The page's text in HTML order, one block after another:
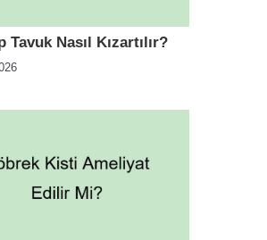
Tavuk Nasıl Kızartılır?